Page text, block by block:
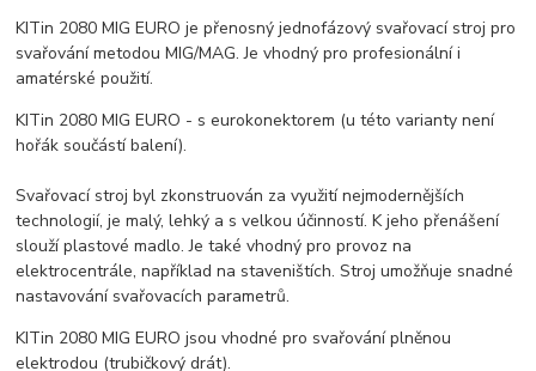
KITin 2080 MIG EURO je přenosný jednofázový svařovací stroj pro
svařování metodou MIG/MAG. Je vhodný pro profesionální i
amatérské použití.
KITin 2080 MIG EURO - s eurokonektorem (u této varianty není
hořák součástí balení).
Svařovací stroj byl zkonstruován za využití nejmodernějších
technologií, je malý, lehký a s velkou účinností. K jeho přenášení
slouží plastové madlo. Je také vhodný pro provoz na
elektrocentrále, například na staveništích. Stroj umožňuje snadné
nastavování svařovacích parametrů.
KITin 2080 MIG EURO jsou vhodné pro svařování plněnou
elektrodou (trubičkový drát).